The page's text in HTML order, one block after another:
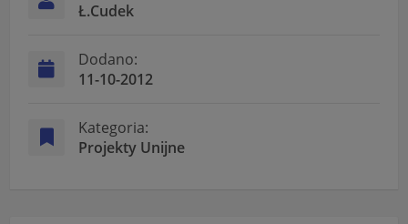
Ł.Cudek
Dodano:
11-10-2012
Kategoria:
Projekty Unijne